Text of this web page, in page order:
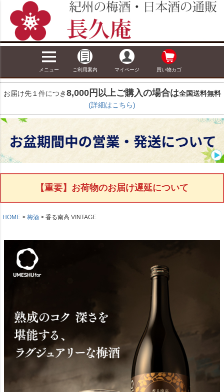
メニュー ご利用案内 マイページ 買い物カゴ
お届け先１件につき8,000円以上ご購入の場合は全国送料無料
(詳細はこちら)
【重要】お荷物のお届け遅延について
HOME 梅酒 香る南高 VINTAGE